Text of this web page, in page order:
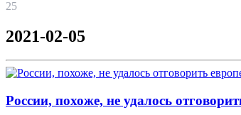
25
2021-02-05
России, похоже, не удалось